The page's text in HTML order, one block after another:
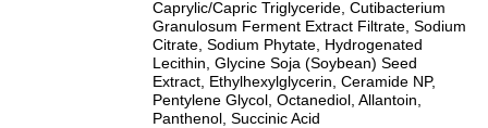
Caprylic/Capric Triglyceride, Cutibacterium
Granulosum Ferment Extract Filtrate, Sodium
Citrate, Sodium Phytate, Hydrogenated
Lecithin, Glycine Soja (Soybean) Seed
Extract, Ethylhexylglycerin, Ceramide NP,
Pentylene Glycol, Octanediol, Allantoin,
Panthenol, Succinic Acid